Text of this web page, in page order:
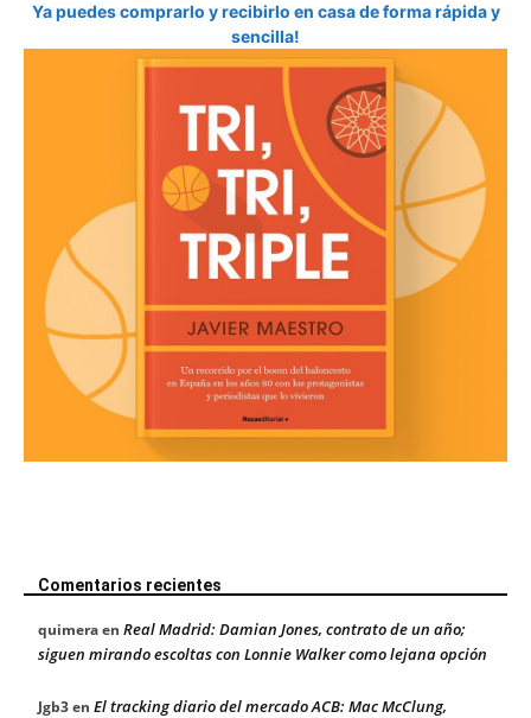
Ya puedes comprarlo y recibirlo en casa de forma rápida y
sencilla!
Comentarios recientes
quimeraen Real Madrid: Damian Jones, contrato de un año;
siguen mirando escoltas con Lonnie Walker como lejana opción
Jgb3en El tracking diario del mercado ACB: Mac McClung,